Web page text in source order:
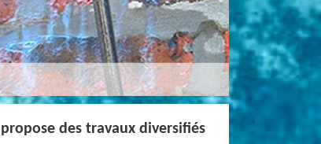
des travaux diversifiés